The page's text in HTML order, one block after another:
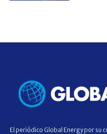
El periódico Global Energy por su